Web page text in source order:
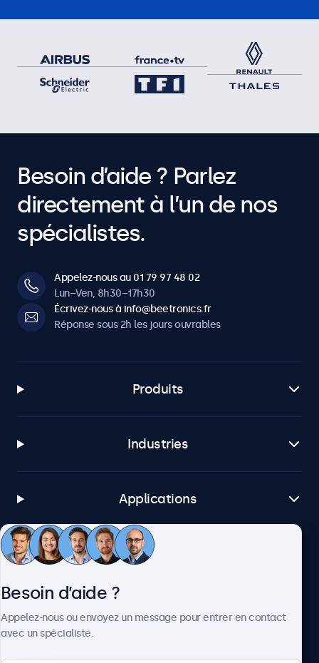
Besoin d’aide ? Parlez
directement à l’un de nos
spécialistes.
Appelez-nous au 01 79 97 48 02
Lun–Ven, 8h30–17h30
Écrivez-nous à info@beetronics.fr
Réponse sous 2h les jours ouvrables
Produits
Industries
Applications
Service client
Besoin d’aide ?
Appelez-nous ou envoyez un message pour entrer en contact
avec un spécialiste.